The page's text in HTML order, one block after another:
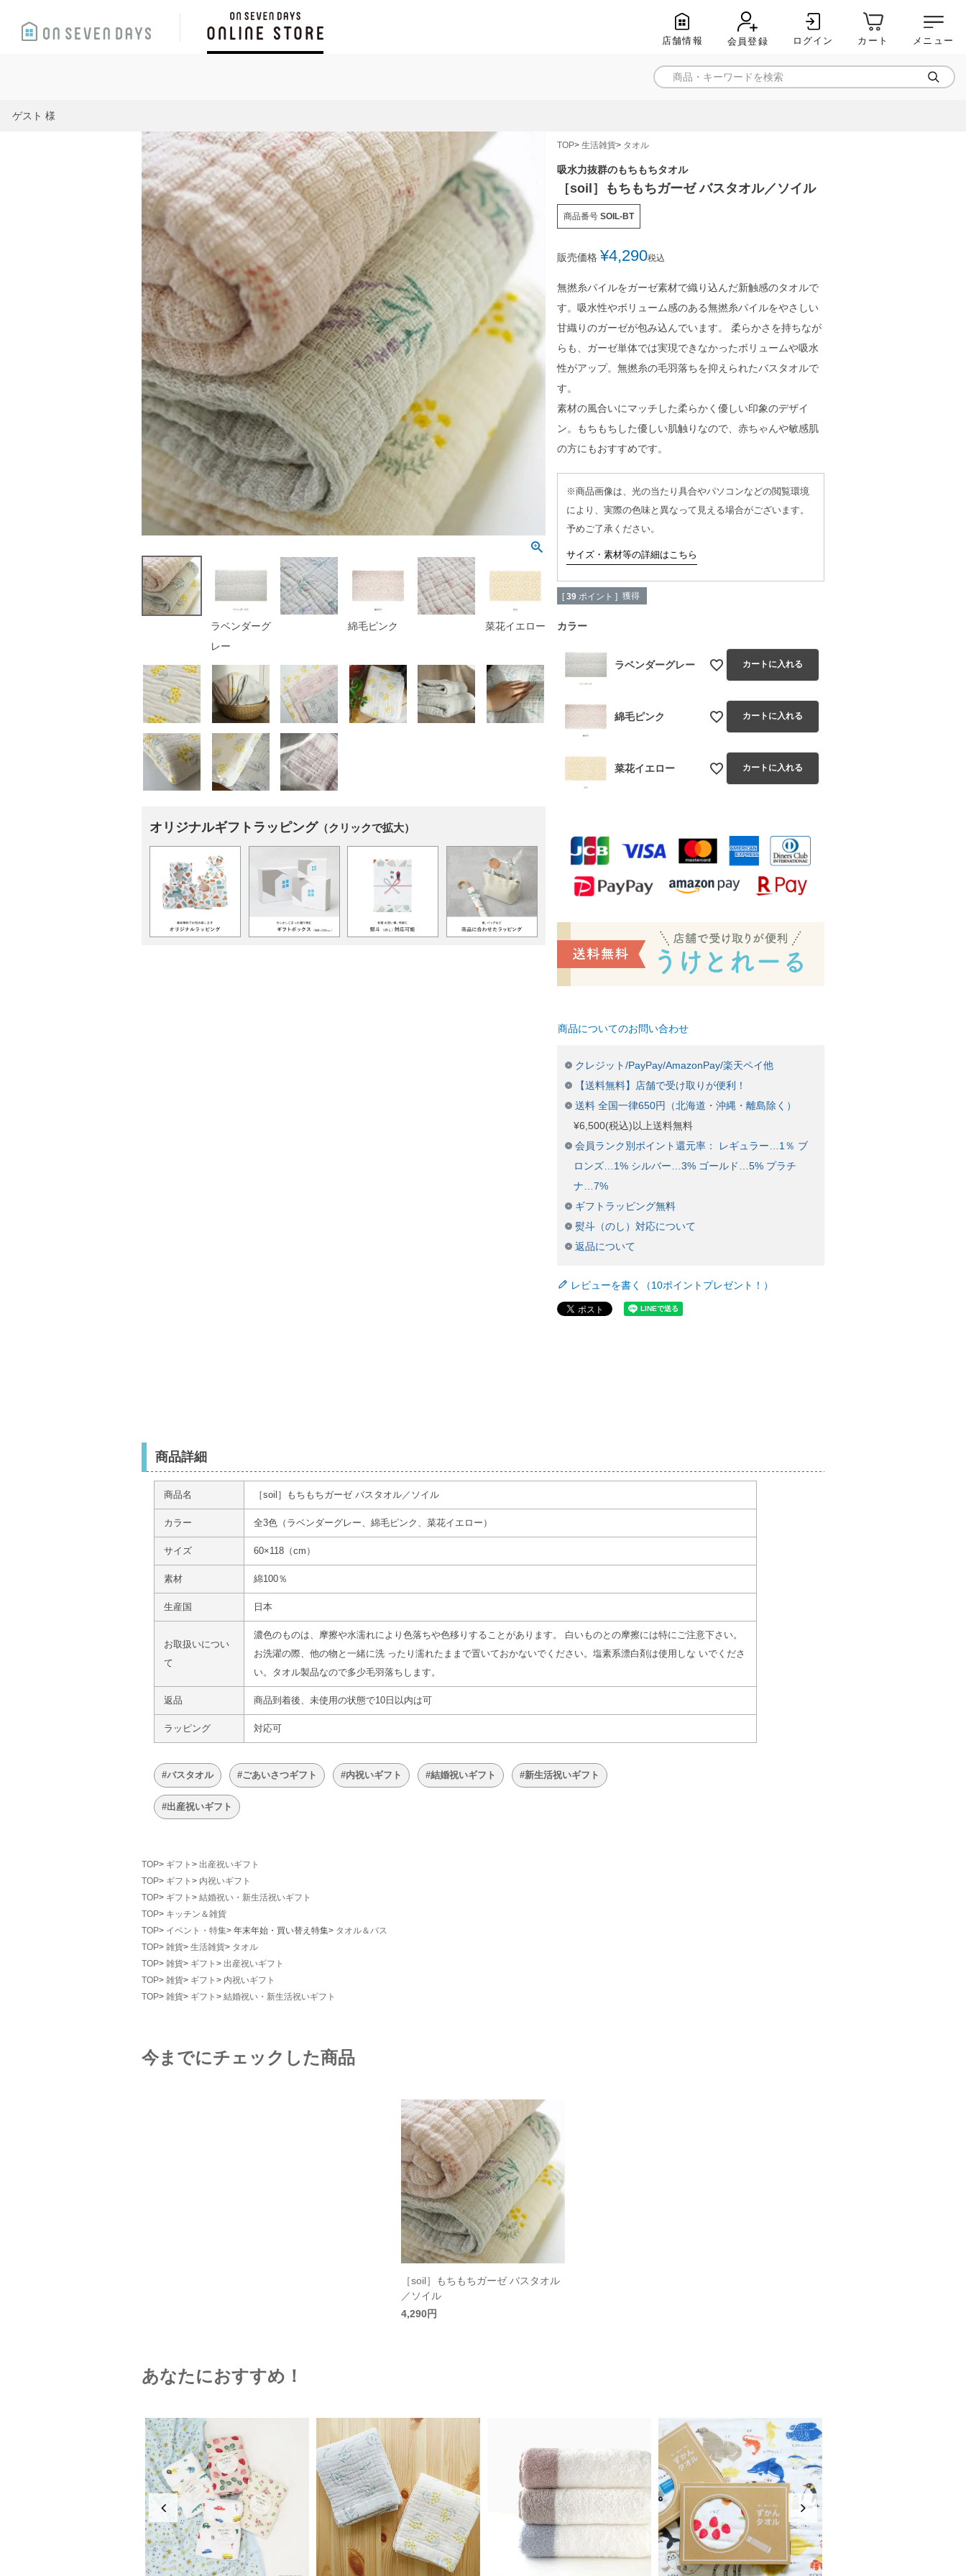
店舗情報 会員登録 ログイン カート メニュー
ゲスト 様
ラベンダーグ
レー
綿毛ピンク 菜花イエロー
オリジナルギフトラッピング（クリックで拡大）
TOP 生活雑貨 タオル
吸水力抜群のもちもちタオル
［soil］もちもちガーゼ バスタオル／ソイル
商品番号 SOIL-BT
販売価格 ¥4,290税込
無撚糸パイルをガーゼ素材で織り込んだ新触感のタオルで
す。吸水性やボリューム感のある無撚糸パイルをやさしい
甘織りのガーゼが包み込んでいます。 柔らかさを持ちなが
らも、ガーゼ単体では実現できなかったボリュームや吸水
性がアップ。無撚糸の毛羽落ちを抑えられたバスタオルで
す。
素材の風合いにマッチした柔らかく優しい印象のデザイ
ン。もちもちした優しい肌触りなので、赤ちゃんや敏感肌
の方にもおすすめです。
※商品画像は、光の当たり具合やパソコンなどの閲覧環境
により、実際の色味と異なって見える場合がございます。
予めご了承ください。
サイズ・素材等の詳細はこちら
[ 39 ポイント ] 獲得
カラー
ラベンダーグレー カートに入れる
綿毛ピンク カートに入れる
菜花イエロー カートに入れる
商品についてのお問い合わせ
クレジット/PayPay/AmazonPay/楽天ペイ他
【送料無料】店舗で受け取りが便利！
送料 全国一律650円（北海道・沖縄・離島除く）
¥6,500(税込)以上送料無料
会員ランク別ポイント還元率： レギュラー…1％ ブ
ロンズ…1% シルバー…3% ゴールド…5% プラチ
ナ…7%
ギフトラッピング無料
熨斗（のし）対応について
返品について
レビューを書く（10ポイントプレゼント！）
商品詳細
商品名 ［soil］もちもちガーゼ バスタオル／ソイル
カラー 全3色（ラベンダーグレー、綿毛ピンク、菜花イエロー）
サイズ 60×118（cm）
素材 綿100％
生産国 日本
お取扱いについ
て
濃色のものは、摩擦や水濡れにより色落ちや色移りすることがあります。 白いものとの摩擦には特にご注意下さい。
お洗濯の際、他の物と一緒に洗 ったり濡れたままで置いておかないでください。塩素系漂白剤は使用しな いでくださ
い。タオル製品なので多少毛羽落ちします。
返品 商品到着後、未使用の状態で10日以内は可
ラッピング 対応可
#バスタオル #ごあいさつギフト #内祝いギフト #結婚祝いギフト #新生活祝いギフト
#出産祝いギフト
TOP ギフト
出産祝いギフト
TOP
ギフト
内祝いギフト
TOP
ギフト
結婚祝い・新生活祝いギフト
TOP
キッチン＆雑貨
TOP
イベント・特集 年末年始・買い替え特集
タオル＆バス
TOP
雑貨 生活雑貨
タオル
TOP
雑貨 ギフト
出産祝いギフト
TOP
雑貨 ギフト
内祝いギフト
TOP
雑貨 ギフト 結婚祝い・新生活祝いギフト
今までにチェックした商品
［soil］もちもちガーゼ バスタオル
／ソイル
4,290円
あなたにおすすめ！